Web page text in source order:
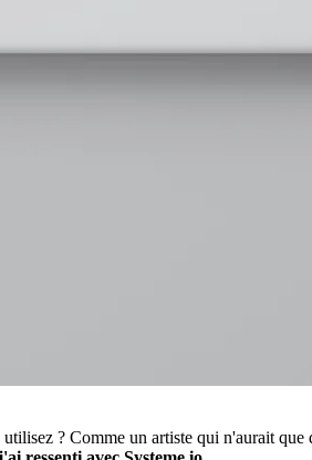
? Comme un artiste qui n'aurait